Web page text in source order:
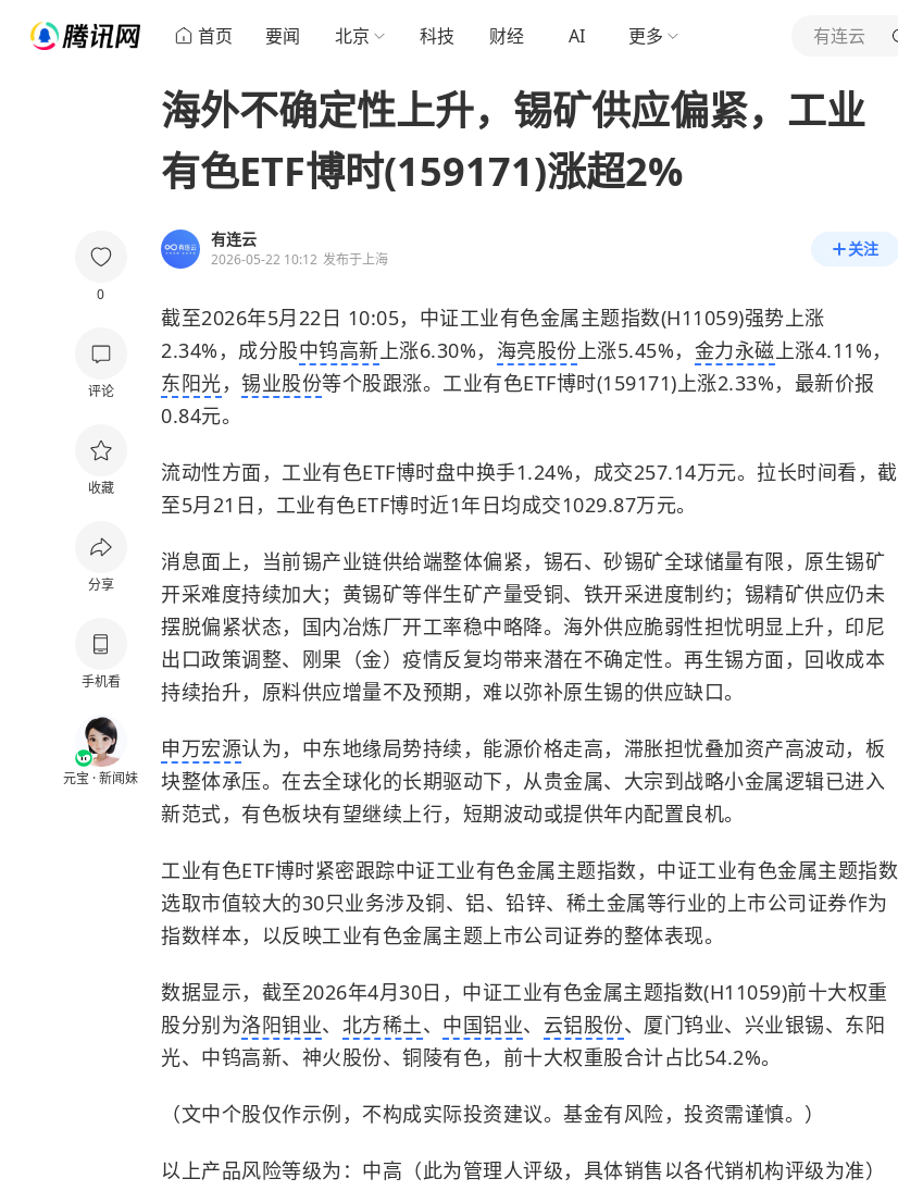
首页 要闻 北京 科技 财经 AI 更多 有连云
0
评论
收藏
分享
手机看
元宝 · 新闻妹
海外不确定性上升，锡矿供应偏紧，工业
有色ETF博时(159171)涨超2%
有连云
2026-05-22 10:12 发布于上海
关注
截至2026年5月22日 10:05，中证工业有色金属主题指数(H11059)强势上涨
2.34%，成分股中钨高新上涨6.30%， 海亮股份上涨5.45%， 金力永磁上涨4.11%，
东阳光， 锡业股份等个股跟涨。工业有色ETF博时(159171)上涨2.33%，最新价报
0.84元。
流动性方面，工业有色ETF博时盘中换手1.24%，成交257.14万元。拉长时间看，截
至5月21日，工业有色ETF博时近1年日均成交1029.87万元。
消息面上，当前锡产业链供给端整体偏紧，锡石、砂锡矿全球储量有限，原生锡矿
开采难度持续加大；黄锡矿等伴生矿产量受铜、铁开采进度制约；锡精矿供应仍未
摆脱偏紧状态，国内冶炼厂开工率稳中略降。海外供应脆弱性担忧明显上升，印尼
出口政策调整、刚果（金）疫情反复均带来潜在不确定性。再生锡方面，回收成本
持续抬升，原料供应增量不及预期，难以弥补原生锡的供应缺口。
申万宏源认为，中东地缘局势持续，能源价格走高，滞胀担忧叠加资产高波动，板
块整体承压。在去全球化的长期驱动下，从贵金属、大宗到战略小金属逻辑已进入
新范式，有色板块有望继续上行，短期波动或提供年内配置良机。
工业有色ETF博时紧密跟踪中证工业有色金属主题指数，中证工业有色金属主题指数
选取市值较大的30只业务涉及铜、铝、铅锌、稀土金属等行业的上市公司证券作为
指数样本，以反映工业有色金属主题上市公司证券的整体表现。
数据显示，截至2026年4月30日，中证工业有色金属主题指数(H11059)前十大权重
股分别为洛阳钼业、 北方稀土、 中国铝业、 云铝股份、厦门钨业、兴业银锡、东阳
光、中钨高新、神火股份、铜陵有色，前十大权重股合计占比54.2%。
（文中个股仅作示例，不构成实际投资建议。基金有风险，投资需谨慎。）
以上产品风险等级为：中高（此为管理人评级，具体销售以各代销机构评级为准）